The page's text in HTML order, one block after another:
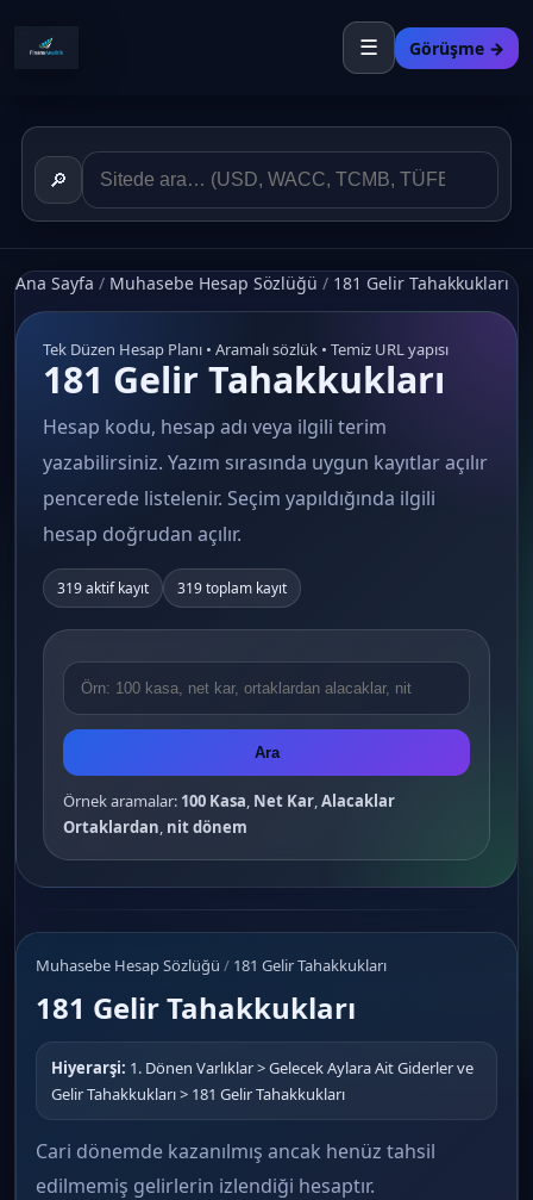
☰ Görüşme →
🔎
Ana Sayfa / Muhasebe Hesap Sözlüğü / 181 Gelir Tahakkukları
Tek Düzen Hesap Planı • Aramalı sözlük • Temiz URL yapısı
181 Gelir Tahakkukları
Hesap kodu, hesap adı veya ilgili terim
yazabilirsiniz. Yazım sırasında uygun kayıtlar açılır
pencerede listelenir. Seçim yapıldığında ilgili
hesap doğrudan açılır.
319 aktif kayıt 319 toplam kayıt
Ara
Örnek aramalar: 100 Kasa, Net Kar,Alacaklar
Ortaklardan, nit dönem
Muhasebe Hesap Sözlüğü / 181 Gelir Tahakkukları
181 Gelir Tahakkukları
Hiyerarşi: 1. Dönen Varlıklar > Gelecek Aylara Ait Giderler ve
Gelir Tahakkukları > 181 Gelir Tahakkukları
Cari dönemde kazanılmış ancak henüz tahsil
edilmemiş gelirlerin izlendiği hesaptır.